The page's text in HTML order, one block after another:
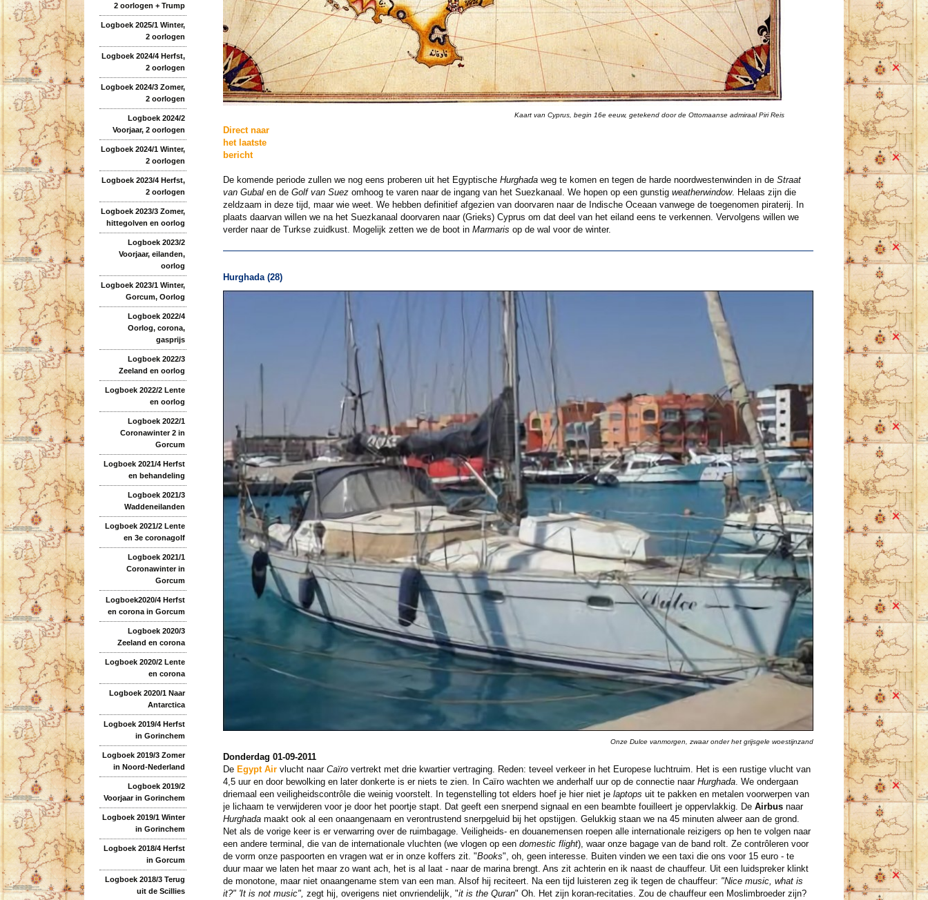
2 oorlogen + Trump
Logboek 2025/1 Winter,
2 oorlogen
Logboek 2024/4 Herfst,
2 oorlogen
Logboek 2024/3 Zomer,
2 oorlogen
Logboek 2024/2
Voorjaar, 2 oorlogen
Logboek 2024/1 Winter,
2 oorlogen
Logboek 2023/4 Herfst,
2 oorlogen
Logboek 2023/3 Zomer,
hittegolven en oorlog
Logboek 2023/2
Voorjaar, eilanden,
oorlog
Logboek 2023/1 Winter,
Gorcum, Oorlog
Logboek 2022/4
Oorlog, corona,
gasprijs
Logboek 2022/3
Zeeland en oorlog
Logboek 2022/2 Lente
en oorlog
Logboek 2022/1
Coronawinter 2 in
Gorcum
Logboek 2021/4 Herfst
en behandeling
Logboek 2021/3
Waddeneilanden
Logboek 2021/2 Lente
en 3e coronagolf
Logboek 2021/1
Coronawinter in
Gorcum
Logboek2020/4 Herfst
en corona in Gorcum
Logboek 2020/3
Zeeland en corona
Logboek 2020/2 Lente
en corona
Logboek 2020/1 Naar
Antarctica
Logboek 2019/4 Herfst
in Gorinchem
Logboek 2019/3 Zomer
in Noord-Nederland
Logboek 2019/2
Voorjaar in Gorinchem
Logboek 2019/1 Winter
in Gorinchem
Logboek 2018/4 Herfst
in Gorcum
Logboek 2018/3 Terug
uit de Scillies
Kaart van Cyprus, begin 16e eeuw, getekend door de Ottomaanse admiraal Piri Reis
Direct naar
het laatste
bericht
De komende periode zullen we nog eens proberen uit het Egyptische Hurghadaweg te komen en tegen de harde noordwestenwinden in de Straat
van Gubalen de Golf van Suezomhoog te varen naar de ingang van het Suezkanaal. We hopen op een gunstig weatherwindow. Helaas zijn die
zeldzaam in deze tijd, maar wie weet. We hebben definitief afgezien van doorvaren naar de Indische Oceaan vanwege de toegenomen piraterij. In
plaats daarvan willen we na het Suezkanaal doorvaren naar (Grieks) Cyprus om dat deel van het eiland eens te verkennen. Vervolgens willen we
verder naar de Turkse zuidkust. Mogelijk zetten we de boot in Marmaris op de wal voor de winter.
Hurghada (28)
Onze Dulce vanmorgen, zwaar onder het grijsgele woestijnzand
Donderdag 01-09-2011
De Egypt Airvlucht naar Caïrovertrekt met drie kwartier vertraging. Reden: teveel verkeer in het Europese luchtruim. Het is een rustige vlucht van
4,5 uur en door bewolking en later donkerte is er niets te zien. In Caïro wachten we anderhalf uur op de connectie naar Hurghada. We ondergaan
driemaal een veiligheidscontrôle die weinig voorstelt. In tegenstelling tot elders hoef je hier niet jelaptops uit te pakken en metalen voorwerpen van
je lichaam te verwijderen voor je door het poortje stapt. Dat geeft een snerpend signaal en een beambte fouilleert je oppervlakkig. De Airbus naar
Hurghadamaakt ook al een onaangenaam en verontrustend snerpgeluid bij het opstijgen. Gelukkig staan we na 45 minuten alweer aan de grond.
Net als de vorige keer is er verwarring over de ruimbagage. Veiligheids- en douanemensen roepen alle internationale reizigers op hen te volgen naar
een andere terminal, die van de internationale vluchten (we vlogen op een domestic flight), waar onze bagage van de band rolt. Ze contrôleren voor
de vorm onze paspoorten en vragen wat er in onze koffers zit. "Books", oh, geen interesse. Buiten vinden we een taxi die ons voor 15 euro - te
duur maar we laten het maar zo want ach, het is al laat - naar de marina brengt. Ans zit achterin en ik naast de chauffeur. Uit een luidspreker klinkt
de monotone, maar niet onaangename stem van een man. Alsof hij reciteert. Na een tijd luisteren zeg ik tegen de chauffeur: "Nice music, what is
it?" 'It is not music", zegt hij, overigens niet onvriendelijk, "it is the Quran" Oh. Het zijn koran-recitaties. Zou de chauffeur een Moslimbroeder zijn?